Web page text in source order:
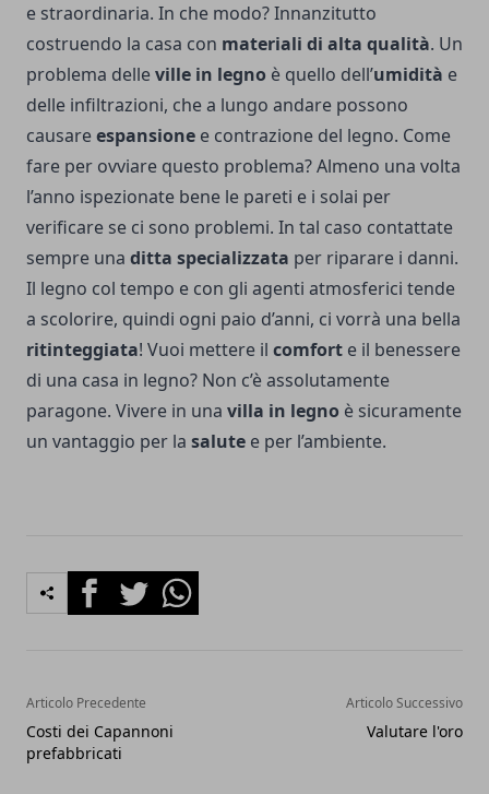
e straordinaria. In che modo? Innanzitutto
costruendo la casa con materiali di alta qualità. Un
problema delleville in legno è quello dell’umidità e
delle infiltrazioni, che a lungo andare possono
causareespansione e contrazione del legno. Come
fare per ovviare questo problema? Almeno una volta
l’anno ispezionate bene le pareti e i solai per
verificare se ci sono problemi. In tal caso contattate
sempre una ditta specializzata per riparare i danni.
Il legno col tempo e con gli agenti atmosferici tende
a scolorire, quindi ogni paio d’anni, ci vorrà una bella
ritinteggiata! Vuoi mettere il comfort e il benessere
di una casa in legno? Non c’è assolutamente
paragone. Vivere in una villa in legno è sicuramente
un vantaggio per la salute e per l’ambiente.
FacebookTwitterWhatsapp
Articolo Precedente
Costi dei Capannoni
prefabbricati
Articolo Successivo
Valutare l'oro